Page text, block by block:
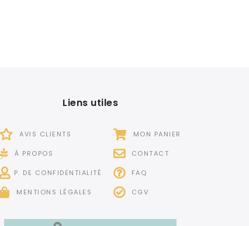
Liens utiles
AVIS CLIENTS
À PROPOS
P. DE CONFIDENTIALITÉ
MENTIONS LÉGALES
MON PANIER
CONTACT
FAQ
CGV